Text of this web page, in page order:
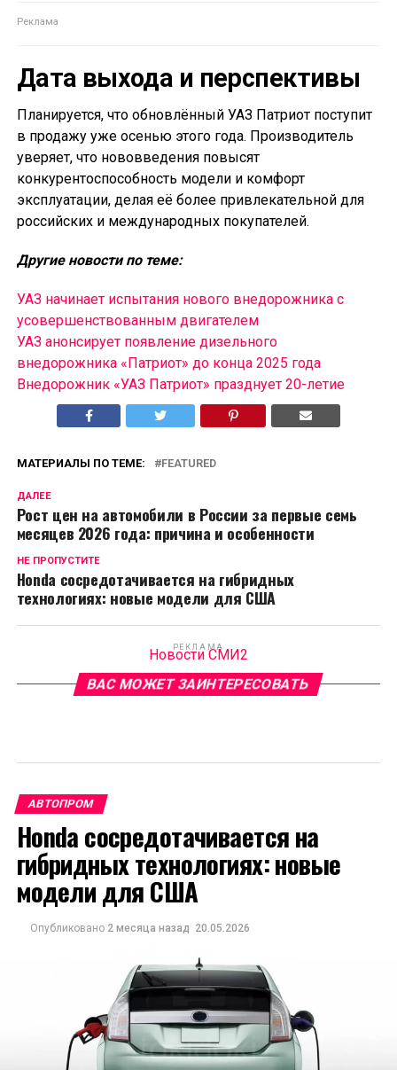
Дата выхода и перспективы
Планируется, что обновлённый УАЗ Патриот поступит
в продажу уже осенью этого года. Производитель
уверяет, что нововведения повысят
конкурентоспособность модели и комфорт
эксплуатации, делая её более привлекательной для
российских и международных покупателей.
Другие новости по теме:
УАЗ начинает испытания нового внедорожника с
усовершенствованным двигателем
УАЗ анонсирует появление дизельного
внедорожника «Патриот» до конца 2025 года
Внедорожник «УАЗ Патриот» празднует 20-летие
МАТЕРИАЛЫ ПО ТЕМЕ: FEATURED
ДАЛЕЕ
Рост цен на автомобили в России за первые семь
месяцев 2026 года: причина и особенности
НЕ ПРОПУСТИТЕ
Honda сосредотачивается на гибридных
технологиях: новые модели для США
РЕКЛАМА
Новости СМИ2
ВАС МОЖЕТ ЗАИНТЕРЕСОВАТЬ
АВТОПРОМ
Honda сосредотачивается на
гибридных технологиях: новые
модели для США
Опубликовано 2 месяца назад 20.05.2026